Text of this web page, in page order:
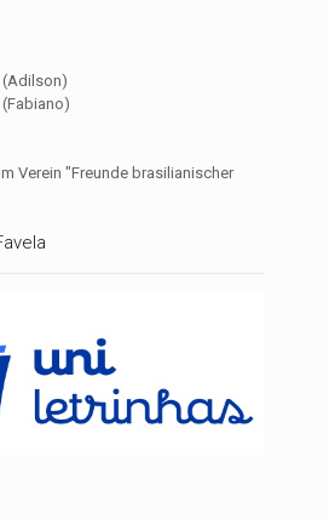
(Adilson)
(Fabiano)
Verein "Freunde brasilianischer